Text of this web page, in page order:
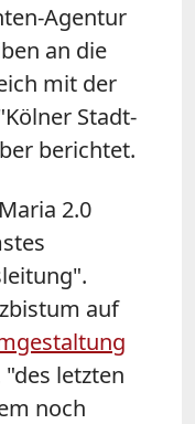
Agentur
an die
mit der
Stadt-
berichtet.
2.0
auf
"des letzten
noch